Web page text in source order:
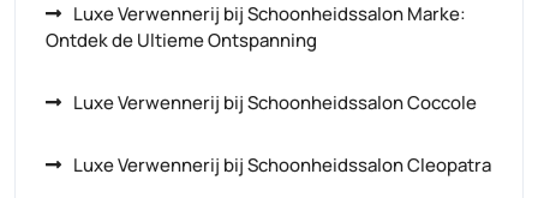
Luxe Verwennerij bij Schoonheidssalon Marke:
Ontdek de Ultieme Ontspanning
Luxe Verwennerij bij Schoonheidssalon Coccole
Luxe Verwennerij bij Schoonheidssalon Cleopatra